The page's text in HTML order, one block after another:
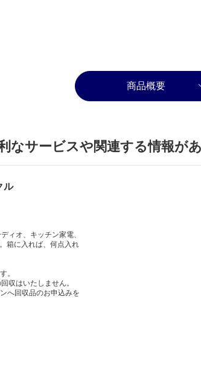
商品概要
なサービスや関連する情報があ
ル
ィオ、キッチン家電、
箱に入れば、何点入れ
。
収はいたしません。
へ回収品のお申込みを